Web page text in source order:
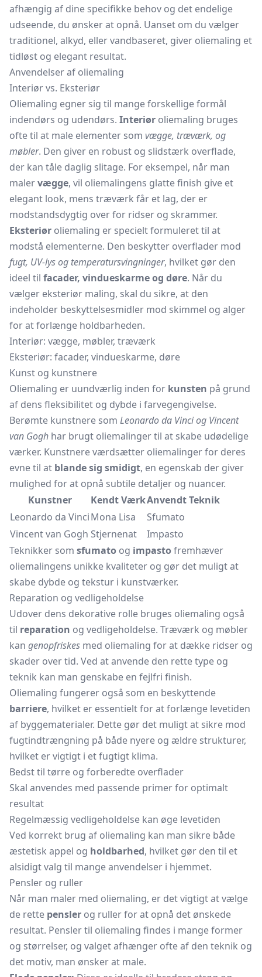
afhængig af dine specifikke behov og det endelige
udseende, du ønsker at opnå. Uanset om du vælger
traditionel, alkyd, eller vandbaseret, giver oliemaling et
tidløst og elegant resultat.
Anvendelser af oliemaling
Interiør vs. Eksteriør
Oliemaling egner sig til mange forskellige formål
indendørs og udendørs. Interiør oliemaling bruges
ofte til at male elementer som vægge, træværk, og
møbler. Den giver en robust og slidstærk overflade,
der kan tåle daglig slitage. For eksempel, når man
malervægge, vil oliemalingens glatte finish give et
elegant look, mens træværk får et lag, der er
modstandsdygtig over for ridser og skrammer.
Eksteriør oliemaling er specielt formuleret til at
modstå elementerne. Den beskytter overflader mod
fugt, UV-lys og temperatursvingninger, hvilket gør den
ideel til facader, vindueskarme og døre. Når du
vælger eksteriør maling, skal du sikre, at den
indeholder beskyttelsesmidler mod skimmel og alger
for at forlænge holdbarheden.
Interiør: vægge, møbler, træværk
Eksteriør: facader, vindueskarme, døre
Kunst og kunstnere
Oliemaling er uundværlig inden for kunsten på grund
af dens fleksibilitet og dybde i farvegengivelse.
Berømte kunstnere som Leonardo da Vinci og Vincent
van Gogh har brugt oliemalinger til at skabe udødelige
værker. Kunstnere værdsætter oliemalinger for deres
evne til at blande sig smidigt, en egenskab der giver
mulighed for at opnå subtile detaljer og nuancer.
Kunstner
Kendt VærkAnvendt Teknik
Leonardo da VinciMona Lisa
Sfumato
Vincent van Gogh Stjernenat
Impasto
Teknikker som sfumato og impastofremhæver
oliemalingens unikke kvaliteter og gør det muligt at
skabe dybde og tekstur i kunstværker.
Reparation og vedligeholdelse
Udover dens dekorative rolle bruges oliemaling også
til reparation og vedligeholdelse. Træværk og møbler
kan genopfriskes med oliemaling for at dække ridser og
skader over tid. Ved at anvende den rette type og
teknik kan man genskabe en fejlfri finish.
Oliemaling fungerer også som en beskyttende
barriere, hvilket er essentielt for at forlænge levetiden
af byggematerialer. Dette gør det muligt at sikre mod
fugtindtrængning på både nyere og ældre strukturer,
hvilket er vigtigt i et fugtigt klima.
Bedst til tørre og forberedte overflader
Skal anvendes med passende primer for optimalt
resultat
Regelmæssig vedligeholdelse kan øge levetiden
Ved korrekt brug af oliemaling kan man sikre både
æstetisk appel og holdbarhed, hvilket gør den til et
alsidigt valg til mange anvendelser i hjemmet.
Pensler og ruller
Når man maler med oliemaling, er det vigtigt at vælge
de rette pensler og ruller for at opnå det ønskede
resultat. Pensler til oliemaling findes i mange former
og størrelser, og valget afhænger ofte af den teknik og
det motiv, man ønsker at male.